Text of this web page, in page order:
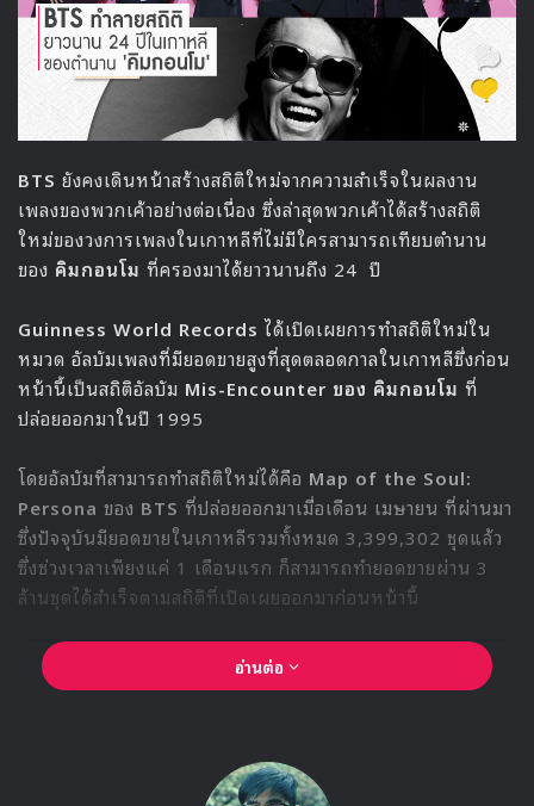
สำหรับคดีความขัดแย้งนี้มีกำหนดที่จะปิดคดีลงในวันที่ 10
กรกฎาคม อีก 2 สัปดาห์หลังจากนี้ โดยจะตัดสินจากสำนวนและ
ข้อมูลต่างๆที่ทั้ง 2 ฝ่ายได้ยื่นให้กับทางศาลพิจารณา
Source1
Kang Daniel
KONNECT
LM Entertainment